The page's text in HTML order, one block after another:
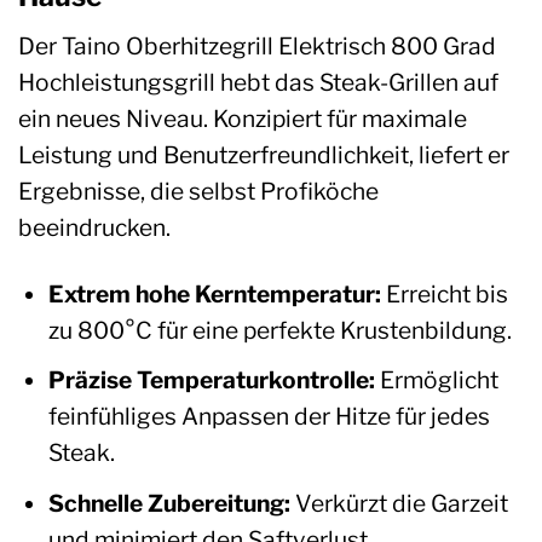
Der Taino Oberhitzegrill Elektrisch 800 Grad
Hochleistungsgrill hebt das Steak-Grillen auf
ein neues Niveau. Konzipiert für maximale
Leistung und Benutzerfreundlichkeit, liefert er
Ergebnisse, die selbst Profiköche
beeindrucken.
Extrem hohe Kerntemperatur: Erreicht bis
zu 800°C für eine perfekte Krustenbildung.
Präzise Temperaturkontrolle: Ermöglicht
feinfühliges Anpassen der Hitze für jedes
Steak.
Schnelle Zubereitung: Verkürzt die Garzeit